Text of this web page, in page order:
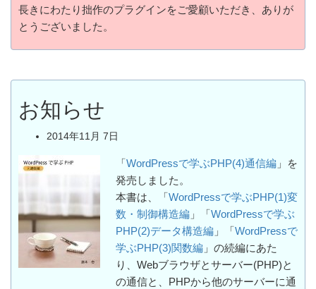
長きにわたり拙作のプラグインをご愛顧いただき、ありが
とうございました。
お知らせ
2014年11月 7日
「 WordPressで学ぶPHP(4)通信編 」を
発売しました。
本書は、「 WordPressで学ぶPHP(1)変
数・制御構造編 」「 WordPressで学ぶ
PHP(2)データ構造編 」「 WordPressで
学ぶPHP(3)関数編 」の続編にあた
り、Webブラウザとサーバー(PHP)と
の通信と、PHPから他のサーバーに通